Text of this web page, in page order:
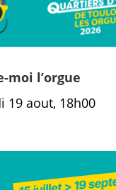
moi l’orgue
19 aout, 18h00